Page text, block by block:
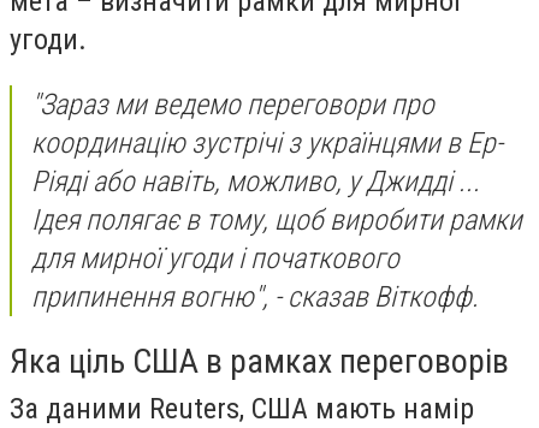
угоди.
"Зараз ми ведемо переговори про
координацію зустрічі з українцями в Ер-
Ріяді або навіть, можливо, у Джидді ...
Ідея полягає в тому, щоб виробити рамки
для мирної угоди і початкового
припинення вогню", - сказав Віткофф.
Яка ціль США в рамках переговорів
За даними Reuters, США мають намір